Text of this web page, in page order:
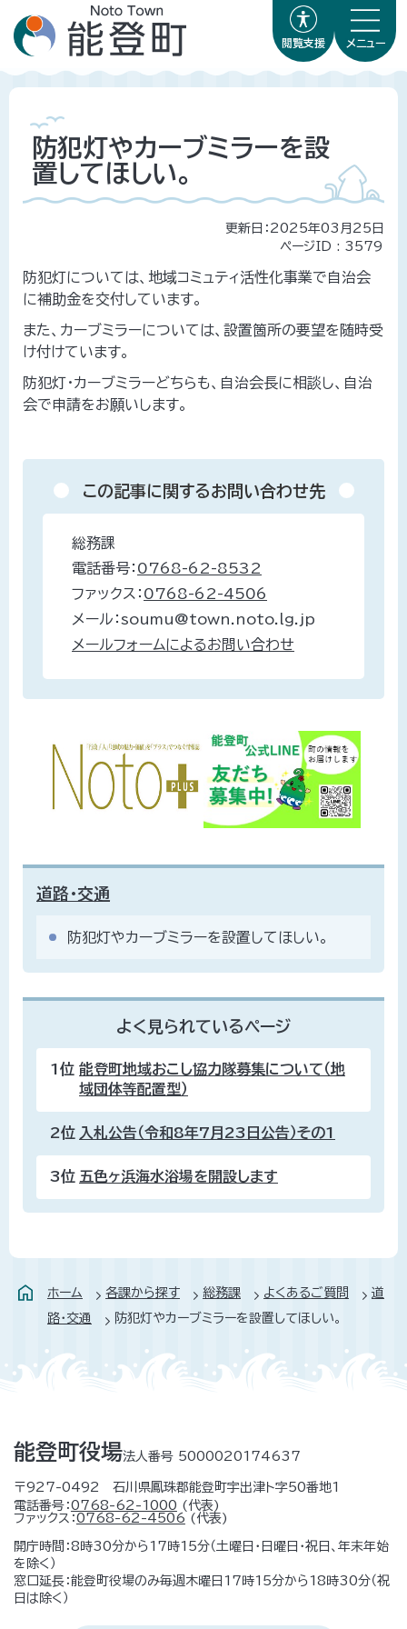
閲覧支援 メニュー
防犯灯やカーブミラーを設
置してほしい。
更新日：2025年03月25日
ページID : 3579
防犯灯については、地域コミュティ活性化事業で自治会
に補助金を交付しています。
また、カーブミラーについては、設置箇所の要望を随時受
け付けています。
防犯灯・カーブミラーどちらも、自治会長に相談し、自治
会で申請をお願いします。
この記事に関するお問い合わせ先
総務課
電話番号： 0768-62-8532
ファックス： 0768-62-4506
メール：soumu@town.noto.lg.jp
メールフォームによるお問い合わせ
道路・交通
防犯灯やカーブミラーを設置してほしい。
よく見られているページ
1位 能登町地域おこし協力隊募集について（地
域団体等配置型）
2位 入札公告（令和8年7月23日公告）その1
3位 五色ヶ浜海水浴場を開設します
ホーム 各課から探す 総務課 よくあるご質問
道
路・交通
防犯灯やカーブミラーを設置してほしい。
能登町役場法人番号 5000020174637
〒927-0492 石川県鳳珠郡能登町宇出津ト字50番地1
電話番号：0768-62-1000 (代表)
ファックス：0768-62-4506 (代表)
開庁時間：8時30分から17時15分（土曜日・日曜日・祝日、年末年始
を除く）
窓口延長：能登町役場のみ毎週木曜日17時15分から18時30分（祝
日は除く）